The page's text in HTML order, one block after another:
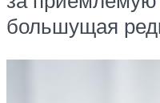
большущая